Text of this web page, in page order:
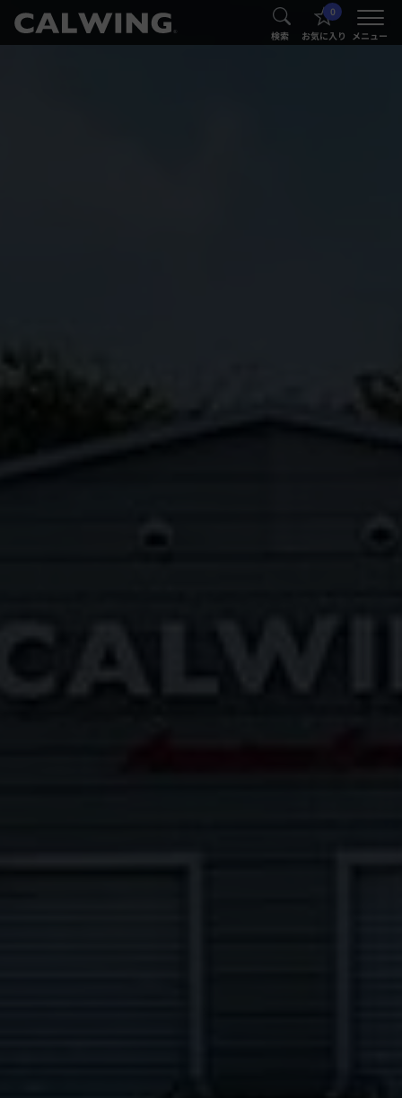
® 検索
0
お気に入り メニュー
®